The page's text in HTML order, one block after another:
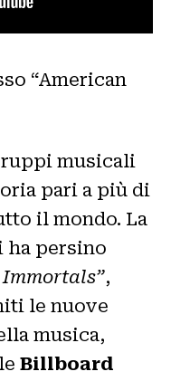
“American
musicali
pari a più di
il mondo. La
ha persino
Immortals”,
le nuove
musica,
Billboard